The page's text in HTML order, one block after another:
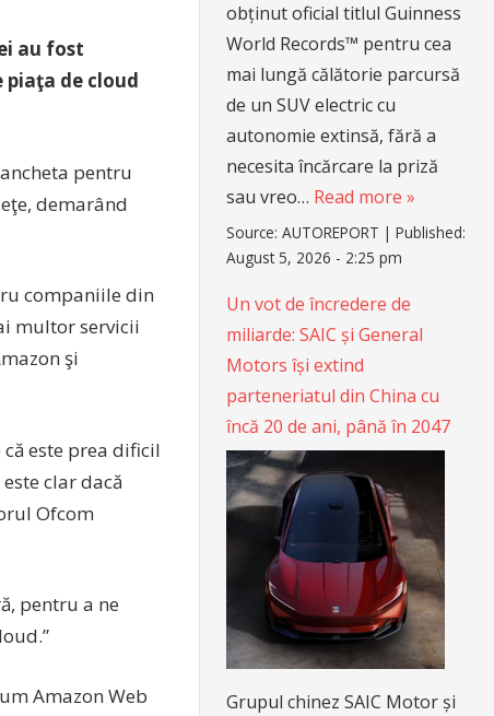
au fost
de cloud
pentru
demarând
companiile din
multor servicii
şi
este prea dificil
clar dacă
Ofcom
pentru a ne
Amazon Web
obținut oficial titlul Guinness
World Records™ pentru cea
mai lungă călătorie parcursă
de un SUV electric cu
autonomie extinsă, fără a
necesita încărcare la priză
sau vreo… Read more »
Source:AUTOREPORT |Published:
August 5, 2026 - 2:25 pm
Un vot de încredere de
miliarde: SAIC și General
Motors își extind
parteneriatul din China cu
încă 20 de ani, până în 2047
Grupul chinez SAIC Motor și